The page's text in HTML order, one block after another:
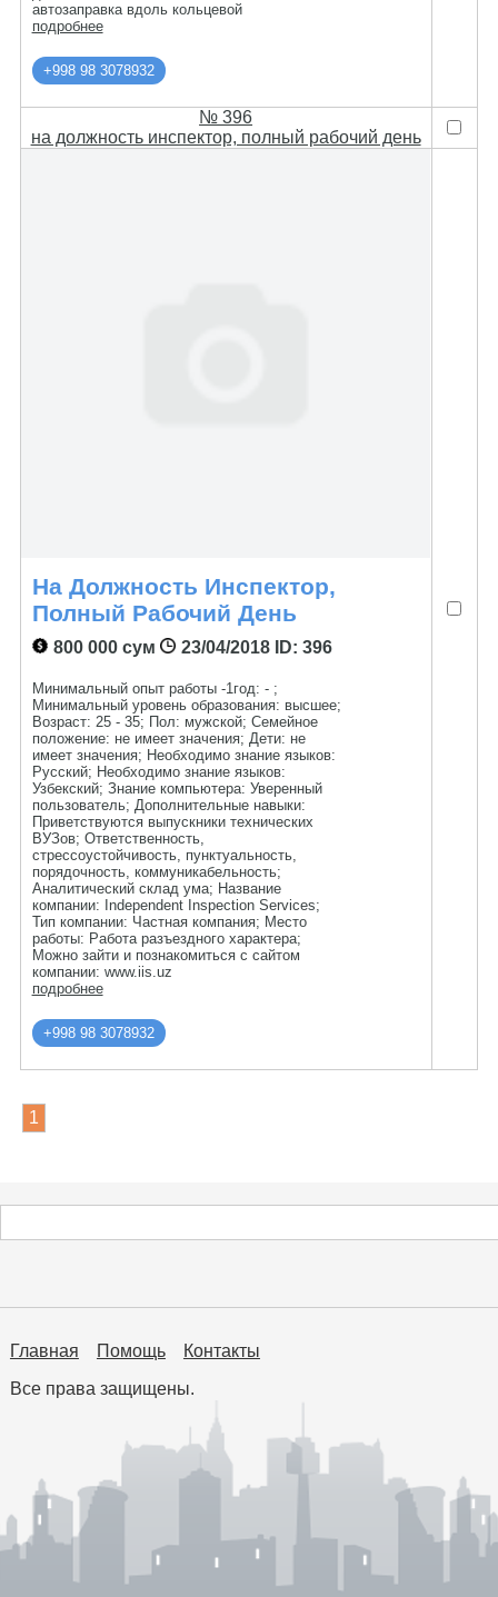
автозаправка вдоль кольцевой
подробнее
+998 98 3078932
№ 396
на должность инспектор, полный рабочий день
На Должность Инспектор,
Полный Рабочий День
800 000 сум 23/04/2018ID: 396
Минимальный опыт работы -1год: - ;
Минимальный уровень образования: высшее;
Возраст: 25 - 35; Пол: мужской; Семейное
положение: не имеет значения; Дети: не
имеет значения; Необходимо знание языков:
Русский; Необходимо знание языков:
Узбекский; Знание компьютера: Уверенный
пользователь; Дополнительные навыки:
Приветствуются выпускники технических
ВУЗов; Ответственность,
стрессоустойчивость, пунктуальность,
порядочность, коммуникабельность;
Аналитический склад ума; Название
компании: Independent Inspection Services;
Тип компании: Частная компания; Место
работы: Работа разъездного характера;
Можно зайти и познакомиться с сайтом
компании: www.iis.uz
подробнее
+998 98 3078932
1
Главная Помощь
Контакты
Все права защищены.